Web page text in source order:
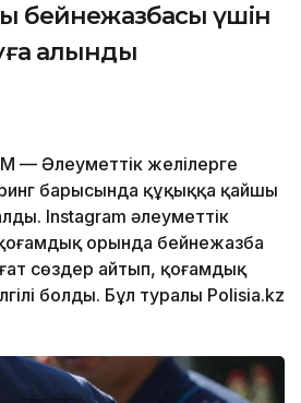
бейнежазбасы үшін
алынды
— Әлеуметтік желілерге
барысында құқыққа қайшы
Instagram әлеуметтік
орында бейнежазба
сөздер айтып, қоғамдық
болды. Бұл туралы Polisia.kz